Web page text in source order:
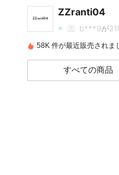
ZZranti04
4.87 228
b***9が
4.87 228
4.87 228
58K 件が最近販売されま
すべての商品